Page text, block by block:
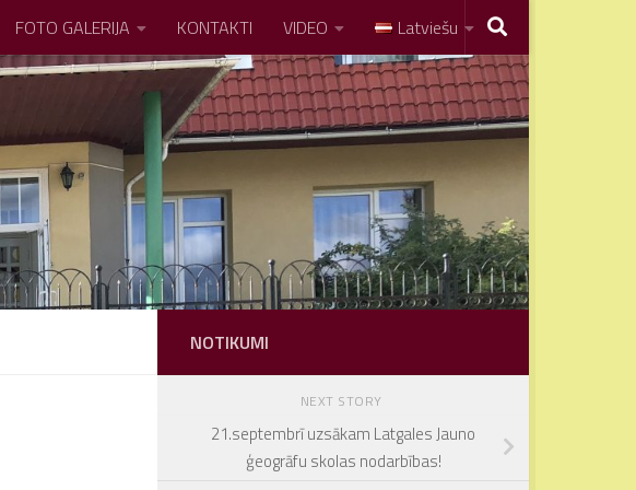
FOTO GALERIJA KONTAKTI VIDEO Latviešu
NOTIKUMI
NEXT STORY
21.septembrī uzsākam Latgales Jauno
ģeogrāfu skolas nodarbības!